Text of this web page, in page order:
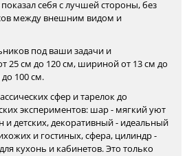
себя с лучшей стороны, без
между внешним видом и
под ваши задачи и
25 см до 120 см, шириной от 13 см до
100 см.
сфер и тарелок до
экспериментов: шар - мягкий уют
и детских, декоративный - идеальный
и гостиных, сфера, цилиндр -
кухонь и кабинетов. Это только